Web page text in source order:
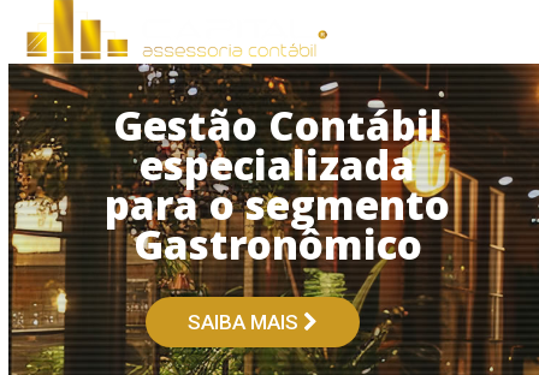
content
Open
mobile
menu
Close
mobile
menu
Gestão Contábil
especializada
para o segmento
Gastronômico
SAIBA MAIS